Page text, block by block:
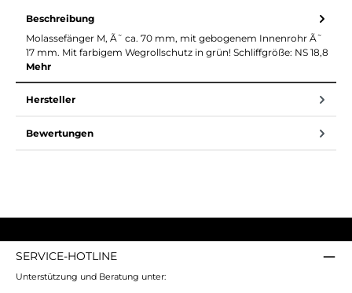
Beschreibung
Molassefänger M, Ã˜ ca. 70 mm, mit gebogenem Innenrohr Ã˜
17 mm. Mit farbigem Wegrollschutz in grün! Schliffgröße: NS 18,8
Mehr
Hersteller
Bewertungen
SERVICE-HOTLINE
Unterstützung und Beratung unter: